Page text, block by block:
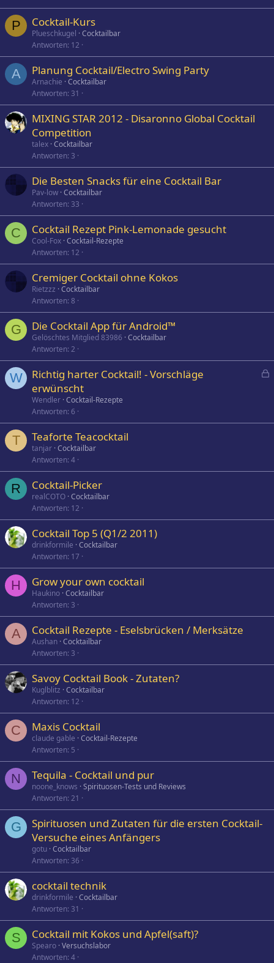
P Cocktail-Kurs
Plueschkugel Cocktailbar
Antworten 12
A Planung Cocktail/Electro Swing Party
Arnachie Cocktailbar
Antworten 31
MIXING STAR 2012 - Disaronno Global Cocktail
Competition
talex Cocktailbar
Antworten 3
Die Besten Snacks für eine Cocktail Bar
Pav-low Cocktailbar
Antworten 33
C Cocktail Rezept Pink-Lemonade gesucht
Cool-Fox Cocktail-Rezepte
Antworten 12
Cremiger Cocktail ohne Kokos
Rietzzz Cocktailbar
Antworten 8
G Die Cocktail App für Android™
Gelöschtes Mitglied 83986 Cocktailbar
Antworten 2
W
e
Richtig harter Cocktail! - Vorschläge
erwünscht
Wendler Cocktail-Rezepte
Antworten 6
T Teaforte Teacocktail
tanjar Cocktailbar
Antworten 4
R Cocktail-Picker
realCOTO Cocktailbar
Antworten 12
Cocktail Top 5 (Q1/2 2011)
drinkformile Cocktailbar
Antworten 17
H Grow your own cocktail
Haukino Cocktailbar
Antworten 3
A Cocktail Rezepte - Eselsbrücken / Merksätze
Aushan Cocktailbar
Antworten 3
Savoy Cocktail Book - Zutaten?
Kuglblitz Cocktailbar
Antworten 12
C Maxis Cocktail
claude gable Cocktail-Rezepte
Antworten 5
N Tequila - Cocktail und pur
noone_knows Spirituosen-Tests und Reviews
Antworten 21
G
Spirituosen und Zutaten für die ersten Cocktail-
Versuche eines Anfängers
gotu Cocktailbar
Antworten 36
cocktail technik
drinkformile Cocktailbar
Antworten 31
S Cocktail mit Kokos und Apfel(saft)?
Spearo Versuchslabor
Antworten 4